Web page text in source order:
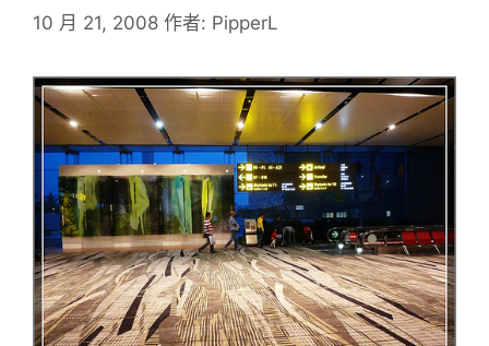
10 月 21, 2008 作者: PipperL